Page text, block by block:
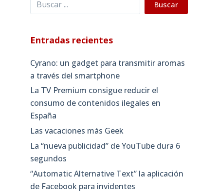
Buscar
Entradas recientes
Cyrano: un gadget para transmitir aromas
a través del smartphone
La TV Premium consigue reducir el
consumo de contenidos ilegales en
España
Las vacaciones más Geek
La “nueva publicidad” de YouTube dura 6
segundos
“Automatic Alternative Text” la aplicación
de Facebook para invidentes